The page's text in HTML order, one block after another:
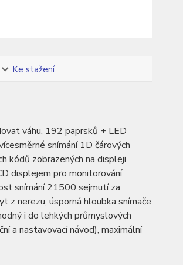
Ke stažení
váhu, 192 paprsků + LED
snímání 1D čárových
kódů zobrazených na displeji
displejem pro monitorování
snímání 21500 sejmutí za
z nerezu, úsporná hloubka snímače
i do lehkých průmyslových
a nastavovací návod), maximální